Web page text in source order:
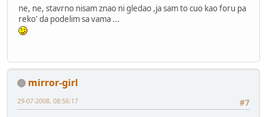
ne, ne, stavrno nisam znao ni gledao ,ja sam to cuo kao foru pa
reko' da podelim sa vama ...
mirror-girl
#7
29-07-2008, 08:56:17